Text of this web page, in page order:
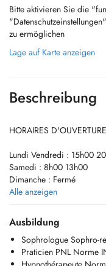
Bitte aktivieren Sie die
zu ermöglichen
Lage auf Karte anzeigen
Beschreibung
HORAIRES D'OUVERTURE
Lundi Vendredi : 15h00
Samedi : 8h00 13h00
Dimanche : Fermé
Aucun créneau ne vous
contact@armonilux.comje
adapté à votre rythme.
ADRESSE DU CABINET
304A, route de Thionville
Alle anzeigen
Ausbildung
Sophrologue Sophro-
Praticien PNL Norme